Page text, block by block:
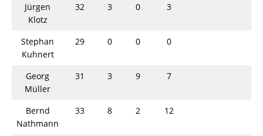
Jürgen
Klotz
32 3 0 3
Stephan
Kuhnert
29 0 0 0
Georg
Müller
31 3 9 7
Bernd
Nathmann
33 8 2 12